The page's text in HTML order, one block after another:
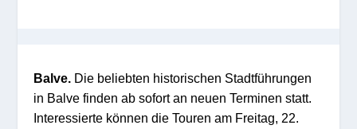
Balve. Die beliebten historischen Stadtführungen
in Balve finden ab sofort an neuen Terminen statt.
Interessierte können die Touren am Freitag, 22.